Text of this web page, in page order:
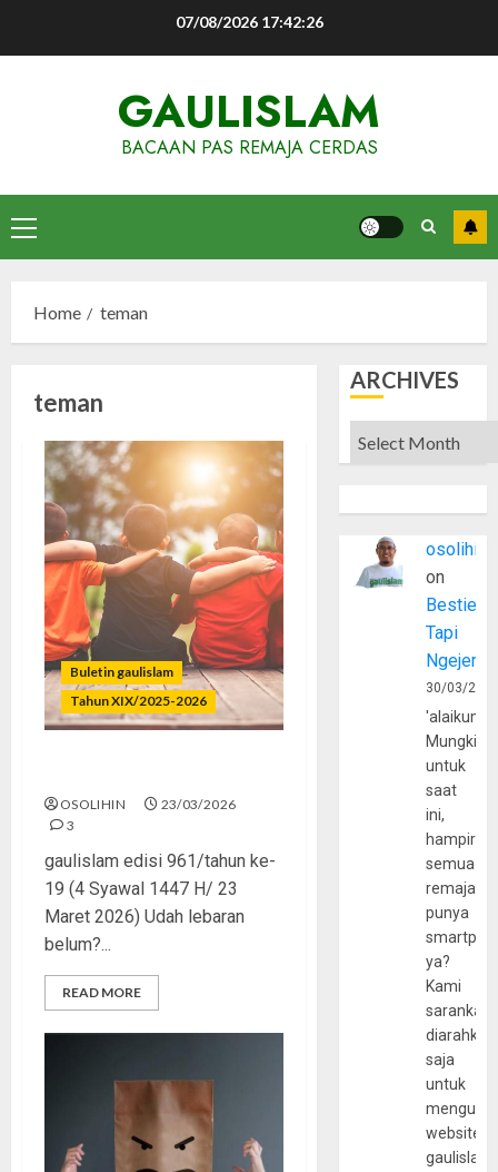
07/08/2026 17:42:26
GAULISLAM
BACAAN PAS REMAJA CERDAS
Primary
Menu
Home teman
teman
Buletin gaulislam
Tahun XIX/2025-2026
OSOLIHIN
23/03/2026
3
gaulislam edisi 961/tahun ke-
19 (4 Syawal 1447 H/ 23
Maret 2026) Udah lebaran
belum?...
READ MORE
ARCHIVES
Archives
osolihin
on
Bestie
Tapi
30/03/
Mungkin
untuk
saat
ini,
hampir
semua
remaja
punya
ya?
Kami
sarankan,
diarahkan
saja
untuk
website